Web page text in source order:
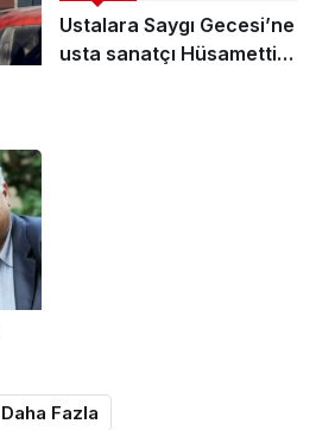
Ustalara Saygı Gecesi’ne
usta sanatçı Hüsamettin
Daha Fazla